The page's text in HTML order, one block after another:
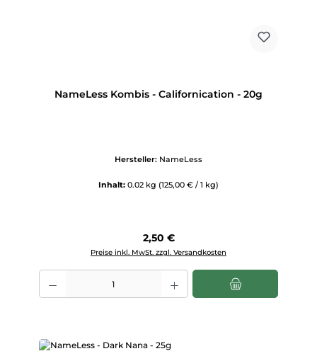
NameLess Kombis - Californication - 20g
Hersteller: NameLess
Inhalt: 0.02 kg (125,00 € / 1 kg)
Regulärer Preis:
2,50 €
Preise inkl. MwSt. zzgl. Versandkosten
Produkt Anzahl: Gib den gewünschten Wert ein oder benutze die